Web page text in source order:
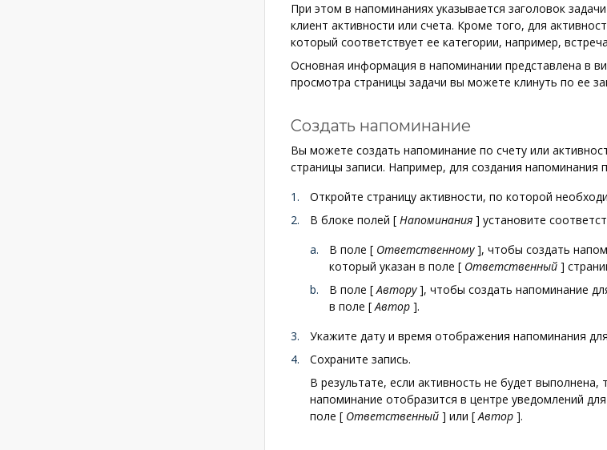
При этом в напоминаниях указывается заголовок
клиент активности или счета. Кроме того, для
который соответствует ее категории, например,
Основная информация в напоминании представлена в
просмотра страницы задачи вы можете клинуть по ее
Создать напоминание
Вы можете создать напоминание по счету или
страницы записи. Например, для создания напоминания
Откройте страницу активности, по которой
В блоке полей [ Напоминания ] установите
В поле [ Ответственному ], чтобы создать
который указан в поле [ Ответственный ]
В поле [ Автору ], чтобы создать напоминание
в поле [ Автор ].
Укажите дату и время отображения напоминания
Сохраните запись.
В результате, если активность не будет выполнена,
напоминание отобразится в центре уведомлений
поле [ Ответственный ] или [ Автор ].